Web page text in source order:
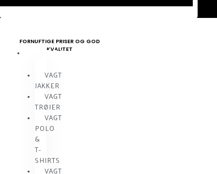
FORNUFTIGE PRISER OG GOD
KVALITET
VAGTTØJ
VAGT
JAKKER
VAGT
TRØJER
VAGT
POLO
&
T-
SHIRTS
VAGT